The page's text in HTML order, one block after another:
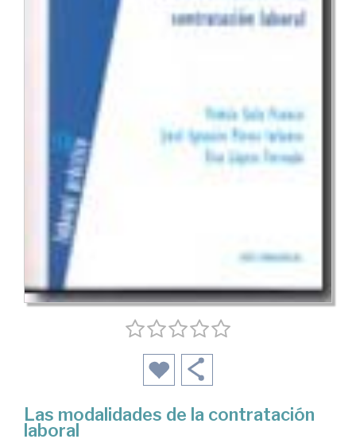
Las modalidades de la contratación
laboral